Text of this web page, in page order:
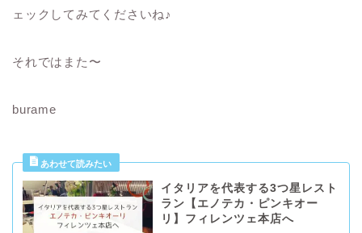
ェックしてみてくださいね♪
それではまた〜
burame
イタリアを代表する3つ星レスト
ラン【エノテカ・ピンキオー
リ】フィレンツェ本店へ